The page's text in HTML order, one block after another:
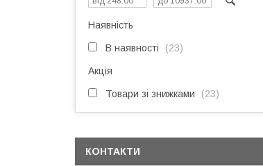
Наявність
В наявності 23
Акція
Товари зі знижками 23
КОНТАКТИ